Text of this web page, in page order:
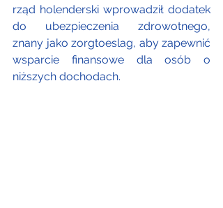
rząd holenderski wprowadził dodatek
do ubezpieczenia zdrowotnego,
znany jako zorgtoeslag, aby zapewnić
wsparcie finansowe dla osób o
niższych dochodach.